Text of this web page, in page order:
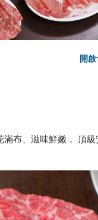
開
滿布、滋味鮮嫩， 頂